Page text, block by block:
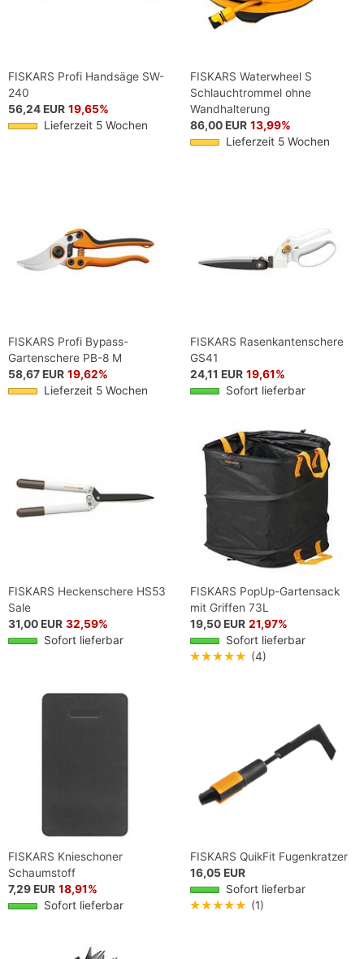
FISKARS Profi Handsäge SW-
240
56,24 EUR 19,65%
Lieferzeit 5 Wochen
FISKARS Waterwheel S
Schlauchtrommel ohne
Wandhalterung
86,00 EUR 13,99%
Lieferzeit 5 Wochen
FISKARS Profi Bypass-
Gartenschere PB-8 M
58,67 EUR 19,62%
Lieferzeit 5 Wochen
FISKARS Rasenkantenschere
GS41
24,11 EUR 19,61%
Sofort lieferbar
FISKARS Heckenschere HS53
Sale
31,00 EUR 32,59%
Sofort lieferbar
FISKARS PopUp-Gartensack
mit Griffen 73L
19,50 EUR 21,97%
Sofort lieferbar
★★★★★ (4)
FISKARS Knieschoner
Schaumstoff
7,29 EUR 18,91%
Sofort lieferbar
FISKARS QuikFit Fugenkratzer
16,05 EUR
Sofort lieferbar
★★★★★ (1)